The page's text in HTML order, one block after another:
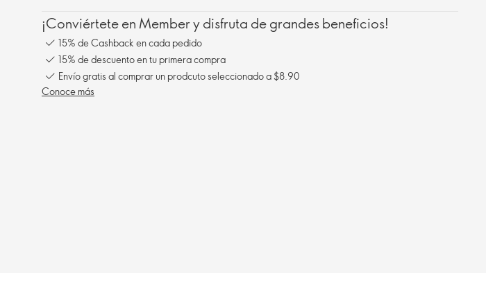
¡Conviértete en Member y disfruta de grandes beneficios!
15% de Cashback en cada pedido
15% de descuento en tu primera compra
Envío gratis al comprar un prodcuto seleccionado a $8.90
Conoce más